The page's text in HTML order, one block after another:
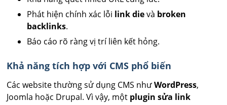
Phát hiện chính xác lỗi link dievà broken
backlinks.
Báo cáo rõ ràng vị trí liên kết hỏng.
Khả năng tích hợp với CMS phổ biến
Các website thường sử dụng CMS nhưWordPress,
Joomla hoặc Drupal. Vì vậy, một plugin sửa link